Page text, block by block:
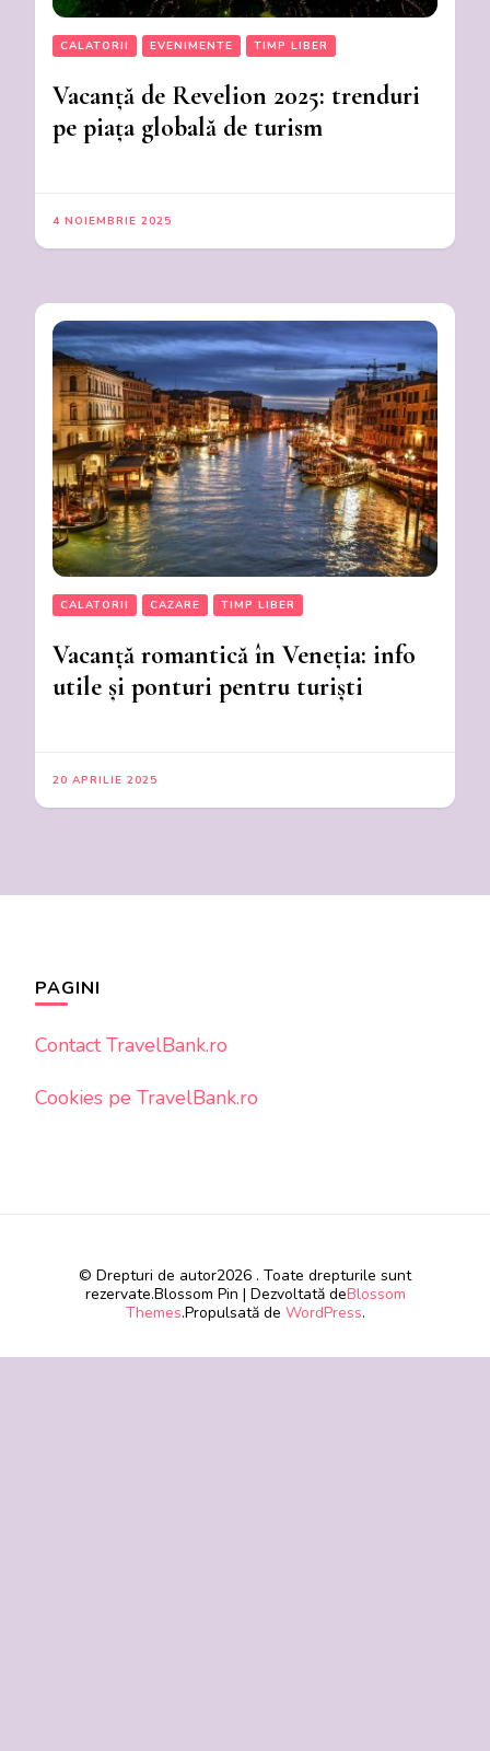
CALATORII EVENIMENTE TIMP LIBER
Vacanță de Revelion 2025: trenduri
pe piața globală de turism
4 NOIEMBRIE 2025
CALATORII CAZARE TIMP LIBER
Vacanță romantică în Veneția: info
utile și ponturi pentru turiști
20 APRILIE 2025
PAGINI
Contact TravelBank.ro
Cookies pe TravelBank.ro
© Drepturi de autor2026 . Toate drepturile sunt
rezervate.Blossom Pin | Dezvoltată deBlossom
Themes.Propulsată de WordPress.